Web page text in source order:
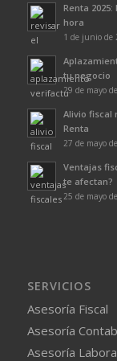
Renta
hora
1 de junio de
tu negocio
29 de mayo
Alivio fiscal
Renta
27 de mayo
Ventajas
te afectan?
25 de mayo
SERVICIOS
Asesoría Fiscal
Asesoría
Asesoría